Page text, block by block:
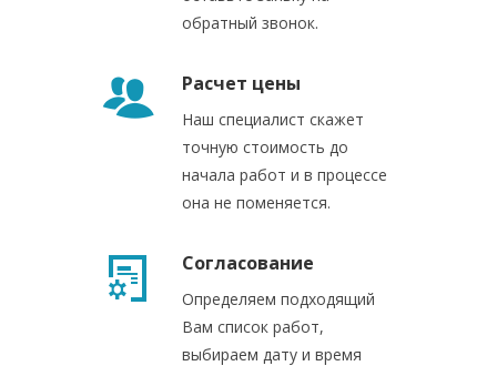
обратный звонок.
Расчет цены
Наш специалист скажет
точную стоимость до
начала работ и в процессе
она не поменяется.
Согласование
Определяем подходящий
Вам список работ,
выбираем дату и время